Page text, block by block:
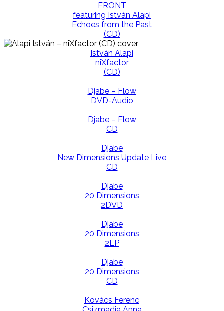
FRONT
featuring István Alapi
Echoes from the Past
(CD)
István Alapi
niXfactor
(CD)
Djabe – Flow
DVD-Audio
Djabe – Flow
CD
Djabe
New Dimensions Update Live
CD
Djabe
20 Dimensions
2DVD
Djabe
20 Dimensions
2LP
Djabe
20 Dimensions
CD
Kovács Ferenc
Csizmadia Anna